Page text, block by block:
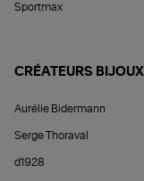
Sportmax
CRÉATEURS BIJOUX
Aurélie Bidermann
Serge Thoraval
d1928